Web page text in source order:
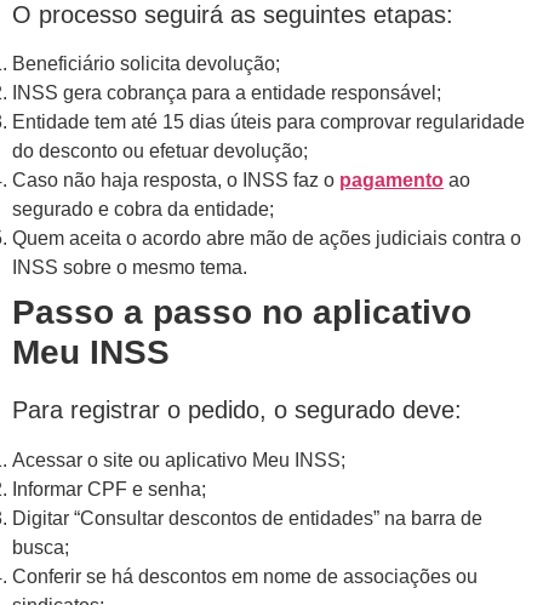
O processo seguirá as seguintes etapas:
Beneficiário solicita devolução;
INSS gera cobrança para a entidade responsável;
Entidade tem até 15 dias úteis para comprovar regularidade
do desconto ou efetuar devolução;
Caso não haja resposta, o INSS faz o pagamento ao
segurado e cobra da entidade;
Quem aceita o acordo abre mão de ações judiciais contra o
INSS sobre o mesmo tema.
Passo a passo no aplicativo
Meu INSS
Para registrar o pedido, o segurado deve:
Acessar o site ou aplicativo Meu INSS;
Informar CPF e senha;
Digitar “Consultar descontos de entidades” na barra de
busca;
Conferir se há descontos em nome de associações ou